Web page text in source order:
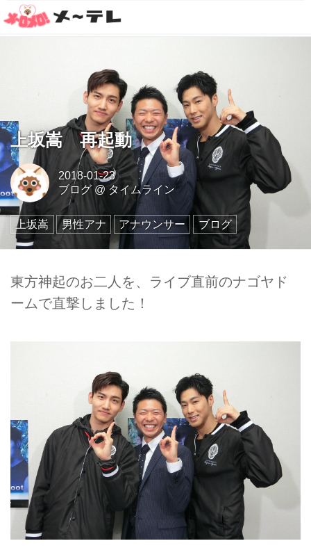
上坂嵩 再起動
2018-01-23
ブログ@ タイムライン
上坂嵩 男性アナ アナウンサー ブログ
東方神起のお二人を、ライブ直前のナゴヤド
ームで直撃しました！